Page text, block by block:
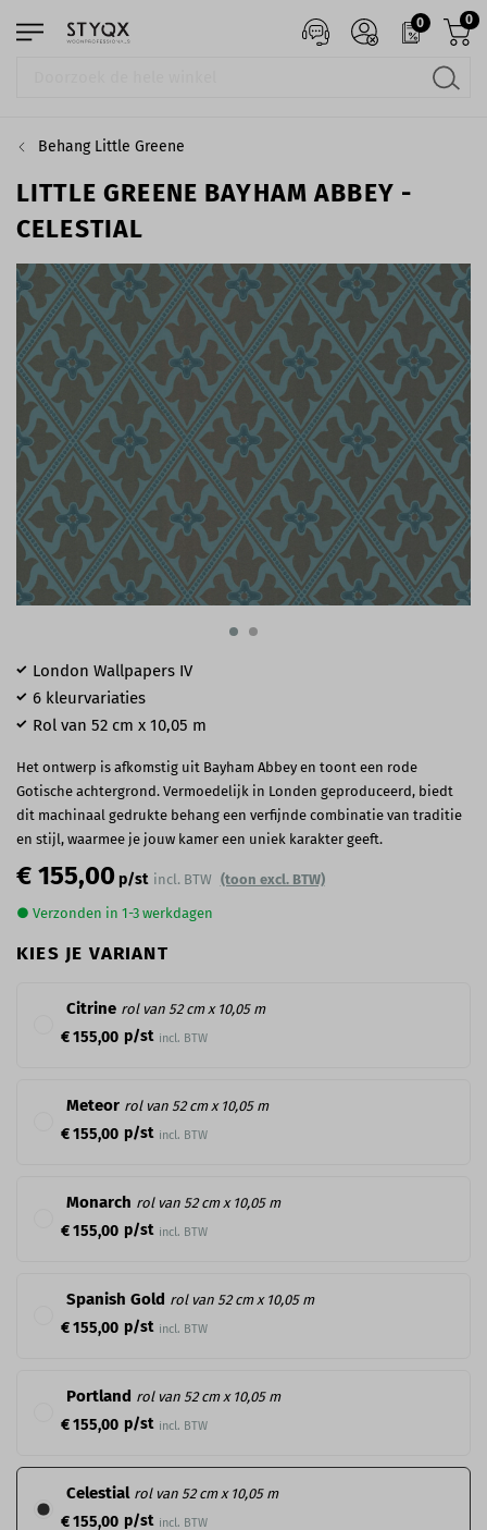
0 0
Behang Little Greene
LITTLE GREENE BAYHAM ABBEY -
CELESTIAL
€ 155,00p/st incl. BTW (toon excl. BTW)
● Verzonden in 1-3 werkdagen
KIES JE VARIANT
Citrine rol van 52 cm x 10,05 m
€ 155,00 p/st incl. BTW
Meteor rol van 52 cm x 10,05 m
€ 155,00 p/st incl. BTW
Monarch rol van 52 cm x 10,05 m
€ 155,00 p/st incl. BTW
Spanish Gold rol van 52 cm x 10,05 m
€ 155,00 p/st incl. BTW
Portland rol van 52 cm x 10,05 m
€ 155,00 p/st incl. BTW
Celestial rol van 52 cm x 10,05 m
€ 155,00 p/st incl. BTW
London Wallpapers IV
6 kleurvariaties
Rol van 52 cm x 10,05 m
Het ontwerp is afkomstig uit Bayham Abbey en toont een rode
Gotische achtergrond. Vermoedelijk in Londen geproduceerd, biedt
dit machinaal gedrukte behang een verfijnde combinatie van traditie
en stijl, waarmee je jouw kamer een uniek karakter geeft.